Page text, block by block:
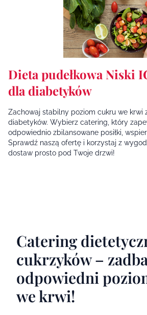
Dieta pudełkowa Niski
dla diabetyków
Zachowaj stabilny poziom cukru we krwi
diabetyków. Wybierz catering, który
odpowiednio zbilansowane posiłki,
Sprawdź naszą ofertę i korzystaj z
dostaw prosto pod Twoje drzwi!
Catering
cukrzyków –
odpowiedni
we krwi!